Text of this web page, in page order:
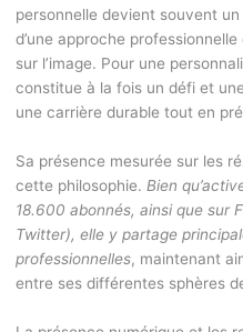
personnelle devient souvent
d’une approche
sur l’image. Pour une
constitue à la fois un défi et
une carrière durable tout en
Sa présence mesurée sur les
cette philosophie. Bien
18.600 abonnés, ainsi que sur
Twitter), elle y partage
professionnelles, maintenant
entre ses différentes sphères